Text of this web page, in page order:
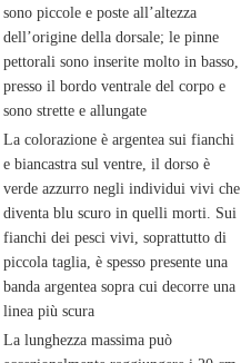
sono piccole e poste all’altezza
dell’origine della dorsale; le pinne
pettorali sono inserite molto in basso,
presso il bordo ventrale del corpo e
sono strette e allungate
La colorazione è argentea sui fianchi
e biancastra sul ventre, il dorso è
verde azzurro negli individui vivi che
diventa blu scuro in quelli morti. Sui
fianchi dei pesci vivi, soprattutto di
piccola taglia, è spesso presente una
banda argentea sopra cui decorre una
linea più scura
La lunghezza massima può